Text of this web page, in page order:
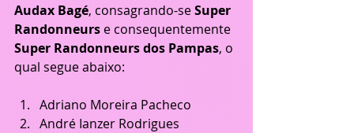
Audax Bagé, consagrando-se Super
Randonneurs e consequentemente
Super Randonneurs dos Pampas, o
qual segue abaixo:
Adriano Moreira Pacheco
André Ianzer Rodrigues